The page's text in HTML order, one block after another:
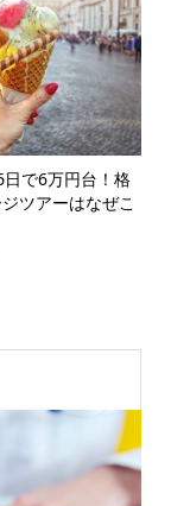
日で6万円台！格
ツアーはなぜこ